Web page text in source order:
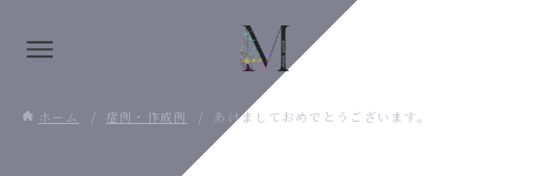
ホーム 症例・作成例 あけましておめでとうございます。